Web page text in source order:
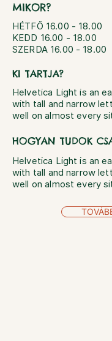
MIKOR?
HÉTFŐ 16.00 - 18.00
KEDD 16.00 - 18.00
SZERDA 16.00 - 18.00
KI TARTJA?
Helvetica Light is an
with tall and narrow
well on almost every
HOGYAN TUDOK
Helvetica Light is an
with tall and narrow
well on almost every